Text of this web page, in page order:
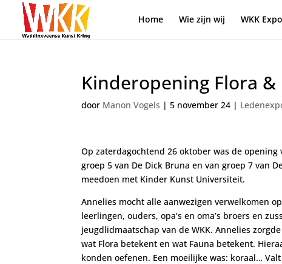
Home Wie zijn wij WKK
Kinderopening Flora
door Manon Vogels |5 november 24 |
Op zaterdagochtend 26 oktober was de
groep 5 van De Dick Bruna en van groep 7 van
meedoen met Kinder Kunst Universiteit.
Annelies mocht alle aanwezigen verwelkomen
leerlingen, ouders, opa’s en oma’s broers en
jeugdlidmaatschap van de WKK. Annelies
wat Flora betekent en wat Fauna betekent.
konden oefenen. Een moeilijke was: koraal…